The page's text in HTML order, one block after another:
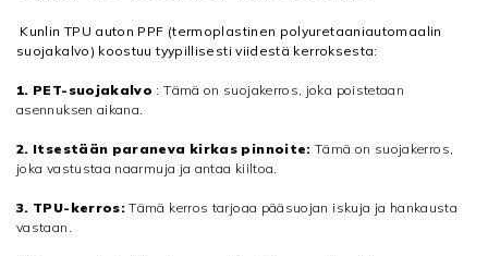
Kunlin TPU auton PPF (termoplastinen polyuretaaniautomaalin
suojakalvo) koostuu tyypillisesti viidestä kerroksesta:
1. PET-suojakalvo : Tämä on suojakerros, joka poistetaan
asennuksen aikana.
2. Itsestään paraneva kirkas pinnoite:Tämä on suojakerros,
joka vastustaa naarmuja ja antaa kiiltoa.
3. TPU-kerros:Tämä kerros tarjoaa pääsuojan iskuja ja hankausta
vastaan.